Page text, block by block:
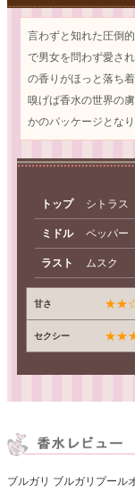
言わずと知れた圧倒
で男女を問わず愛さ
の香りがほっと落ち
嗅げば香水の世界の
かのパッケージとなり
トップ シトラス
ミドル ペッパー
ラスト ムスク
甘さ
セクシー
ブルガリ ブルガリプール